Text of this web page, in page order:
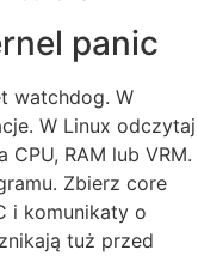
panic
watchdog. W
W Linux odczytaj
CPU, RAM lub VRM.
Zbierz core
i komunikaty o
tuż przed